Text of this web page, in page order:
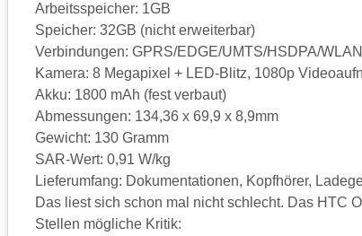
Arbeitsspeicher: 1GB
Speicher: 32GB (nicht erweiterbar)
Verbindungen: GPRS/EDGE/UMTS/HSDPA/
Kamera: 8 Megapixel + LED-Blitz, 1080p
Akku: 1800 mAh (fest verbaut)
Abmessungen: 134,36 x 69,9 x 8,9mm
Gewicht: 130 Gramm
SAR-Wert: 0,91 W/kg
Lieferumfang: Dokumentationen, Kopfhörer,
Das liest sich schon mal nicht schlecht. Das HTC
Stellen mögliche Kritik: